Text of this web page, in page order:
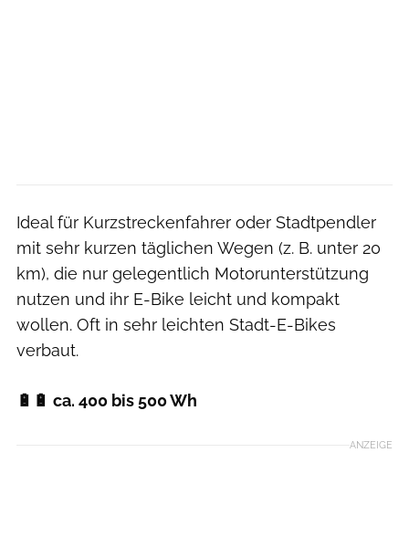
Ideal für Kurzstreckenfahrer oder Stadtpendler
mit sehr kurzen täglichen Wegen (z. B. unter 20
km), die nur gelegentlich Motorunterstützung
nutzen und ihr E-Bike leicht und kompakt
wollen. Oft in sehr leichten Stadt-E-Bikes
verbaut.
🔋🔋 ca. 400 bis 500 Wh
ANZEIGE